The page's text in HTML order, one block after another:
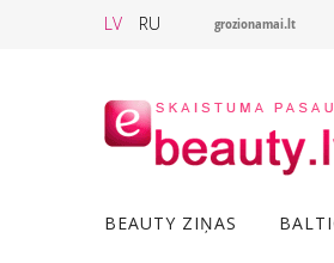
LV RU grozionamai.lt
BEAUTY ZIŅAS